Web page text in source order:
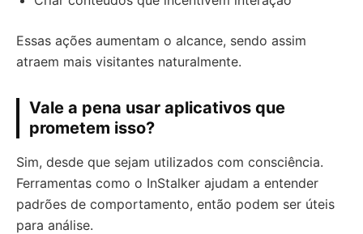
Essas ações aumentam o alcance, sendo assim
atraem mais visitantes naturalmente.
Vale a pena usar aplicativos que
prometem isso?
Sim, desde que sejam utilizados com consciência.
Ferramentas como o InStalker ajudam a entender
padrões de comportamento, então podem ser úteis
para análise.